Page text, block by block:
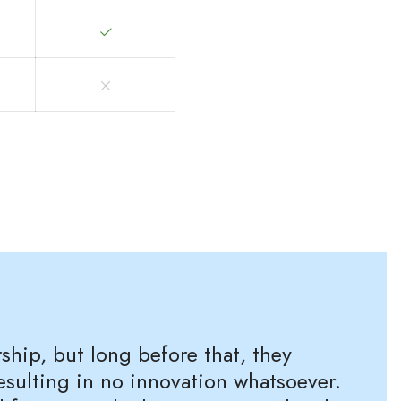
but long before that, they
in no innovation whatsoever.